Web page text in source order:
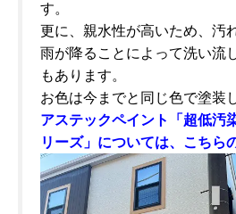
す。
更に、親水性が高いため、汚
雨が降ることによって洗い流
もあります。
お色は今までと同じ色で塗装
アステックペイント「超低汚
リーズ」については、こちら